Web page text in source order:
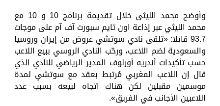
وأوضح محمد الليثى خلال تقديمة برنامج 10 و 10 مع
محمد الليثي عبر إذاعة اون تايم سبورت آف آم على موجات
93.7 قائلا: «تلقى نادي سوتشي عروض من إيران وروسيا
والسعودية لضم اللاعب، ورحّب النادي الروسي ببيع اللاعب
حسب تأكيدات أندريه أورلوف المدير الرياضي للنادي الذي
قال إن اللاعب المغربي مُرتبط بعقد مع سوتشي لمدة
موسمين مقبلين لكن هناك اتجاه لبيعه بسبب عدد
اللاعبين الأجانب في الفريق».